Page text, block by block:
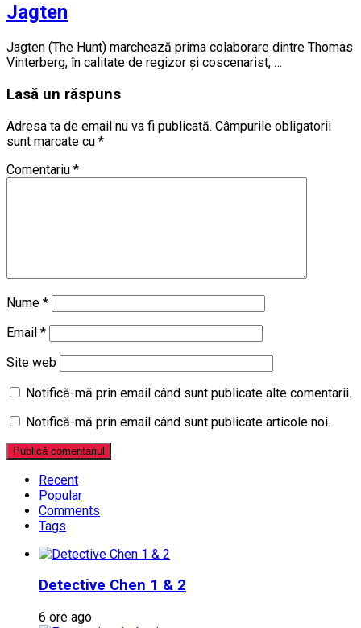
Jagten
Jagten (The Hunt) marchează prima colaborare dintre Thomas
Vinterberg, în calitate de regizor și coscenarist, …
Lasă un răspuns
Adresa ta de email nu va fi publicată. Câmpurile obligatorii
sunt marcate cu *
Comentariu *
Nume *
Email *
Site web
Notifică-mă prin email când sunt publicate alte comentarii.
Notifică-mă prin email când sunt publicate articole noi.
Recent
Popular
Comments
Tags
Detective Chen 1 & 2
6 ore ago